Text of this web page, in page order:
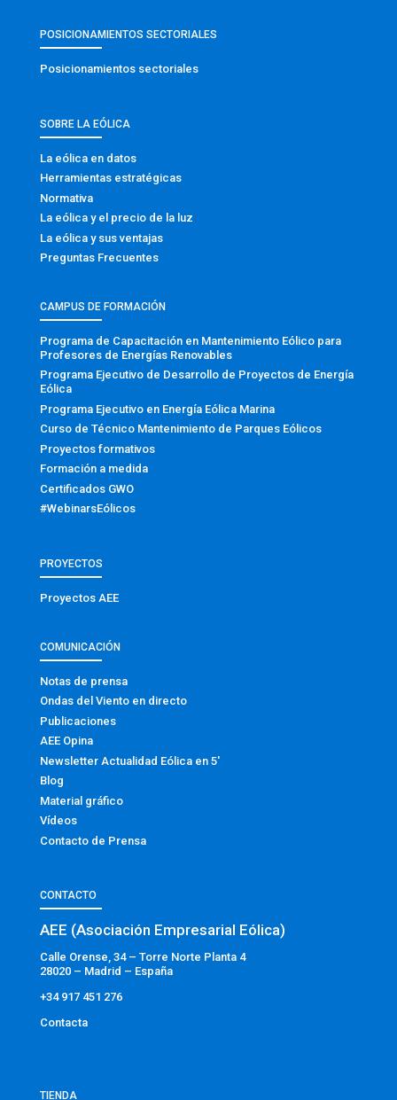
POSICIONAMIENTOS SECTORIALES
Posicionamientos sectoriales
SOBRE LA EÓLICA
La eólica en datos
Herramientas estratégicas
Normativa
La eólica y el precio de la luz
La eólica y sus ventajas
Preguntas Frecuentes
CAMPUS DE FORMACIÓN
Programa de Capacitación en Mantenimiento Eólico para
Profesores de Energías Renovables
Programa Ejecutivo de Desarrollo de Proyectos de Energía
Eólica
Programa Ejecutivo en Energía Eólica Marina
Curso de Técnico Mantenimiento de Parques Eólicos
Proyectos formativos
Formación a medida
Certificados GWO
#WebinarsEólicos
PROYECTOS
Proyectos AEE
COMUNICACIÓN
Notas de prensa
Ondas del Viento en directo
Publicaciones
AEE Opina
Newsletter Actualidad Eólica en 5′
Blog
Material gráfico
Vídeos
Contacto de Prensa
CONTACTO
AEE (Asociación Empresarial Eólica)
Calle Orense, 34 – Torre Norte Planta 4
28020 – Madrid – España
+34 917 451 276
Contacta
TIENDA